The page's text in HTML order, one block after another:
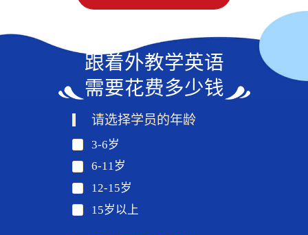
跟着外教学英语
需要花费多少钱
请选择学员的年龄
3-6岁
6-11岁
12-15岁
15岁以上